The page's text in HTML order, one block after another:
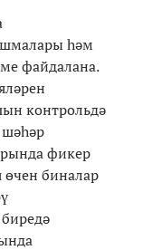
һәм
файдалана.
контрольдә
фикер
биналар